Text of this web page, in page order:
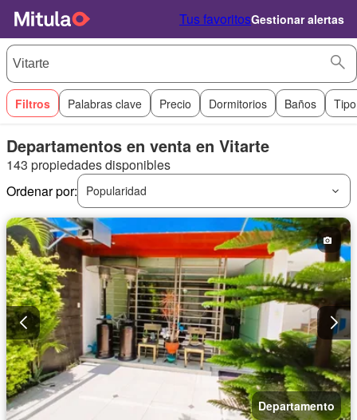
Tus favoritosGestionar alertas
Filtros Palabras clave Precio Dormitorios Baños
Departamentos en venta en Vitarte
143 propiedades disponibles
Ordenar por:
Popularidad
Departamento